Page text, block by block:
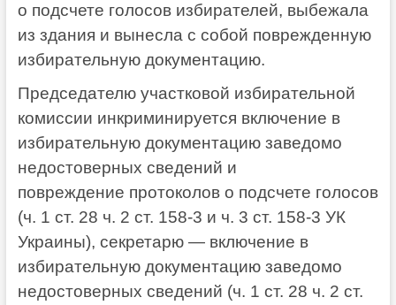
о подсчете голосов избирателей, выбежала
из здания и вынесла с собой поврежденную
избирательную документацию.
Председателю участковой избирательной
комиссии инкриминируется включение в
избирательную документацию заведомо
недостоверных сведений и
повреждение протоколов о подсчете голосов
(ч. 1 ст. 28 ч. 2 ст. 158-3 и ч. 3 ст. 158-3 УК
Украины), секретарю — включение в
избирательную документацию заведомо
недостоверных сведений (ч. 1 ст. 28 ч. 2 ст.